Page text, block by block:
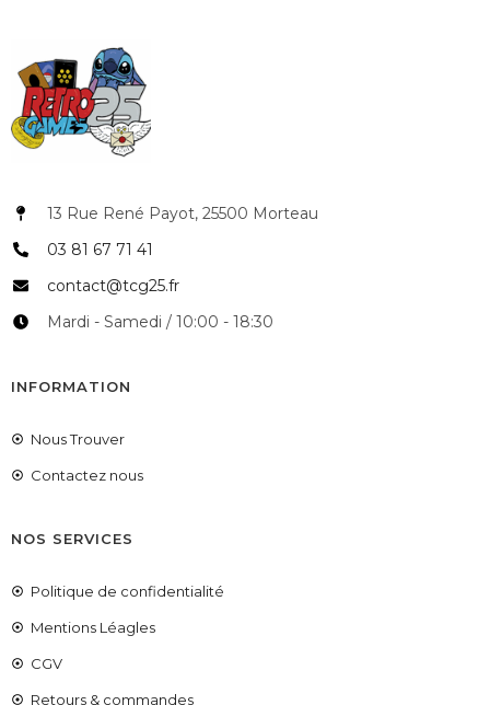
13 Rue René Payot, 25500 Morteau
03 81 67 71 41
contact@tcg25.fr
Mardi - Samedi / 10:00 - 18:30
INFORMATION
Nous Trouver
Contactez nous
NOS SERVICES
Politique de confidentialité
Mentions Léagles
CGV
Retours & commandes